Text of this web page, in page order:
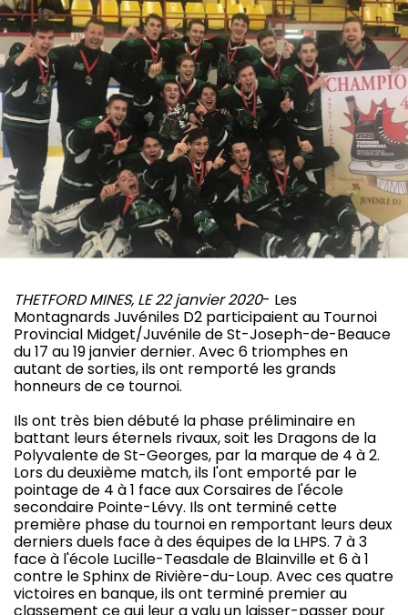
THETFORD MINES, LE 22 janvier 2020- Les
Montagnards Juvéniles D2 participaient au Tournoi
Provincial Midget/Juvénile de St-Joseph-de-Beauce
du 17 au 19 janvier dernier. Avec 6 triomphes en
autant de sorties, ils ont remporté les grands
honneurs de ce tournoi.
Ils ont très bien débuté la phase préliminaire en
battant leurs éternels rivaux, soit les Dragons de la
Polyvalente de St-Georges, par la marque de 4 à 2.
Lors du deuxième match, ils l'ont emporté par le
pointage de 4 à 1 face aux Corsaires de l'école
secondaire Pointe-Lévy. Ils ont terminé cette
première phase du tournoi en remportant leurs deux
derniers duels face à des équipes de la LHPS. 7 à 3
face à l'école Lucille-Teasdale de Blainville et 6 à 1
contre le Sphinx de Rivière-du-Loup. Avec ces quatre
victoires en banque, ils ont terminé premier au
classement ce qui leur a valu un laisser-passer pour